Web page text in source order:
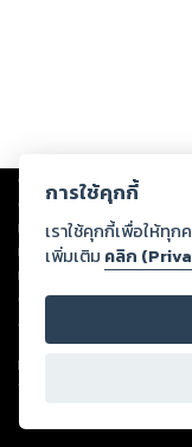
Copyright © 2026
ต่อผลงานหรือเนื้อหาใดที่อัป
ทรัพย์สินทางปัญญาของบุค
ทุกท่านโปรดใช้วิจารณญาณ
หนึ่งส่วนใดขัดต่อกฎหมายแ
ดำเนินการในทันที ทั้งนี้ ท
ลิขสิทธิ์ พ.ศ. 2537 (ฉบับล่าสุ
For support:
Version
การใช้คุกกี้
เราใช้คุกกี้เพื่อให้ทุ
เพิ่มเติม คลิก